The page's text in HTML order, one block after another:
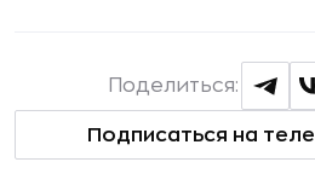
Подписаться на
Поделиться: